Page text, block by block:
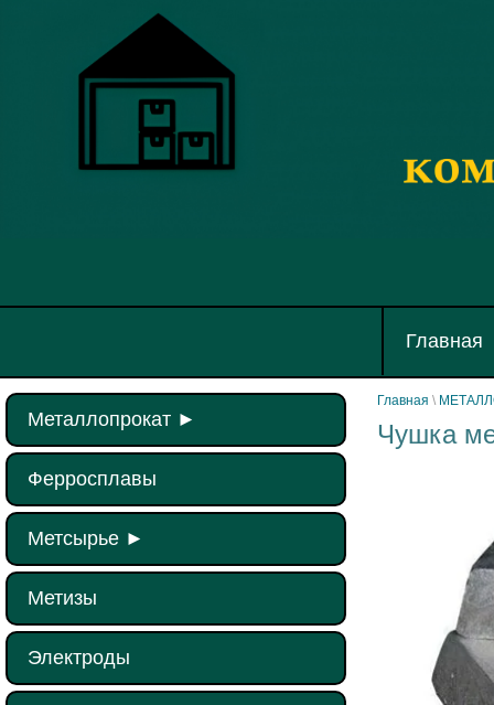
Главная
Металлопрокат ►
Ферросплавы
Метсырье ►
Метизы
Электроды
Главная \
Чушка